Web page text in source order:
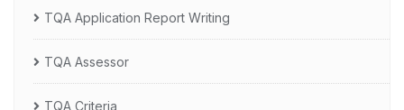
TQA Application Report Writing
TQA Assessor
TQA Criteria